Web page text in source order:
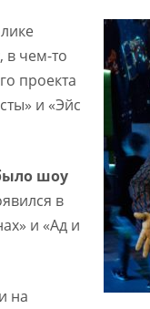
в чем-то
проекта
и «Эйс
шоу
в
и «Ад и
на